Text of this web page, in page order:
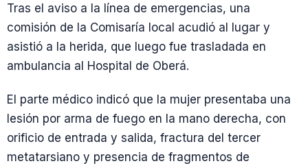
Tras el aviso a la línea de emergencias, una
comisión de la Comisaría local acudió al lugar y
asistió a la herida, que luego fue trasladada en
ambulancia al Hospital de Oberá.
El parte médico indicó que la mujer presentaba una
lesión por arma de fuego en la mano derecha, con
orificio de entrada y salida, fractura del tercer
metatarsiano y presencia de fragmentos de